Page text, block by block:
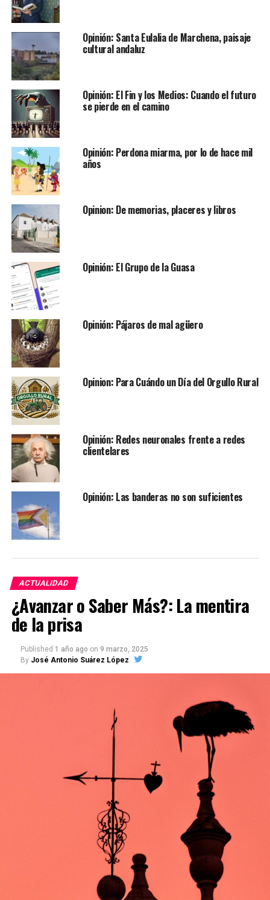
Opinión: Santa Eulalia de Marchena, paisaje
cultural andaluz
Opinión: El Fin y los Medios: Cuando el futuro
se pierde en el camino
Opinión: Perdona miarma, por lo de hace mil
años
Opinion: De memorias, placeres y libros
Opinión: El Grupo de la Guasa
Opinión: Pájaros de mal agüero
Opinion: Para Cuándo un Día del Orgullo Rural
Opinión: Redes neuronales frente a redes
clientelares
Opinión: Las banderas no son suficientes
ACTUALIDAD
¿Avanzar o Saber Más?: La mentira
de la prisa
Published 1 año ago on 9 marzo, 2025
By José Antonio Suárez López